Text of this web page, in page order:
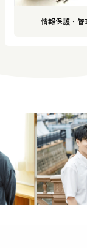
情報保護・管